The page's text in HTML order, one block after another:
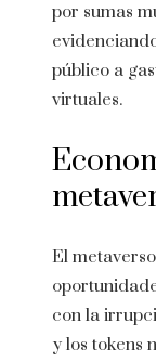
por sumas
público a
virtuales.
El
con la
y los tokens